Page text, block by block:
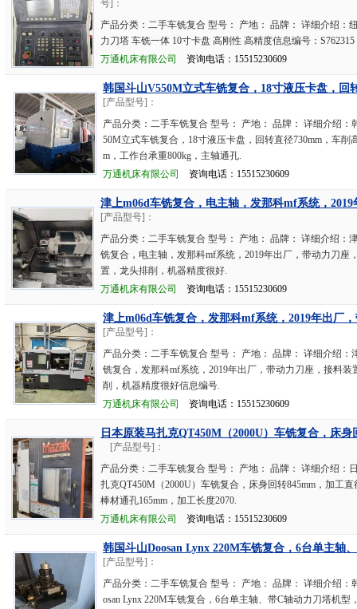
号]：
产品分类：二手车铣复合 型号： 产地： 品牌： 详细介绍：
力刀塔 车铣一体 10寸卡盘 高刚性 高精度信息编号：S762315
万通机床有限公司
资询电话：15515230609
韩国斗山V550M立式车铣复合，18寸液压卡盘，回
[产品型号]：
产品分类：二手车铣复合 型号： 产地： 品牌： 详细介绍：
50M立式车铣复合，18寸液压卡盘，回转直径730mm，车削
m，工作台承重800kg，主轴通孔.
万通机床有限公司
资询电话：15515230609
津上m06d车铣复合，电主轴，发那科mf系统，2019
[产品型号]：
产品分类：二手车铣复合 型号： 产地： 品牌： 详细介绍：
铣复合，电主轴，发那科mf系统，2019年出厂，带动力刀座
置，龙头排削，机器精度很好.
万通机床有限公司
资询电话：15515230609
津上m06d车铣复合，发那科mf系统，2019年出厂
[产品型号]：
产品分类：二手车铣复合 型号： 产地： 品牌： 详细介绍：
铣复合，发那科mf系统，2019年出厂，带动力刀座，接料装
削，机器精度很好信息编号.
万通机床有限公司
资询电话：15515230609
日本原装马扎克QT450M（2000U）车铣复合，床身
[产品型号]：
产品分类：二手车铣复合 型号： 产地： 品牌： 详细介绍：
扎克QT450M（2000U）车铣复合，床身回转845mm，加工直
棒材通孔165mm，加工长度2070.
万通机床有限公司
资询电话：15515230609
韩国斗山Doosan Lynx 220M车铣复合，6台单主轴
[产品型号]：
产品分类：二手车铣复合 型号： 产地： 品牌： 详细介绍：
osan Lynx 220M车铣复合，6台单主轴、带C轴动力刀塔机型